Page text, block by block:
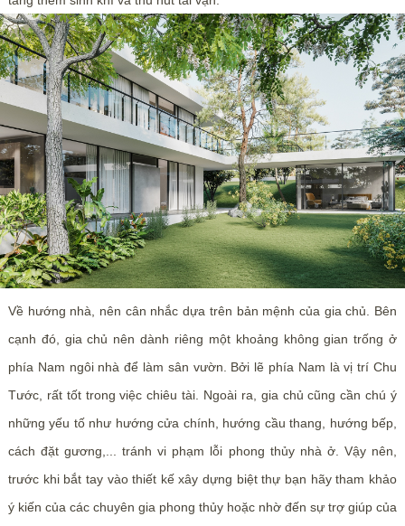
Về hướng nhà, nên cân nhắc dựa trên bản mệnh của gia chủ. Bên
cạnh đó, gia chủ nên dành riêng một khoảng không gian trống ở
phía Nam ngôi nhà để làm sân vườn. Bởi lẽ phía Nam là vị trí Chu
Tước, rất tốt trong việc chiêu tài. Ngoài ra, gia chủ cũng cần chú ý
những yếu tố như hướng cửa chính, hướng cầu thang, hướng bếp,
cách đặt gương,... tránh vi phạm lỗi phong thủy nhà ở. Vậy nên,
trước khi bắt tay vào thiết kế xây dựng biệt thự bạn hãy tham khảo
ý kiến của các chuyên gia phong thủy hoặc nhờ đến sự trợ giúp của